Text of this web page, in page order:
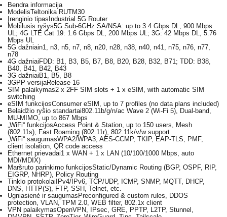
Bendra informacija
ModelisTeltonika RUTM30
Įrenginio tipasIndustrial 5G Router
Mobilusis ryšys5G Sub-6GHz SA/NSA: up to 3.4 Gbps DL, 900 Mbps
UL; 4G LTE Cat 19: 1.6 Gbps DL, 200 Mbps UL; 3G: 42 Mbps DL, 5.76
Mbps UL
5G dažniain1, n3, n5, n7, n8, n20, n28, n38, n40, n41, n75, n76, n77,
n78
4G dažniaiFDD: B1, B3, B5, B7, B8, B20, B28, B32, B71; TDD: B38,
B40, B41, B42, B43
3G dažniaiB1, B5, B8
3GPP versijaRelease 16
SIM palaikymas2 x 2FF SIM slots + 1 x eSIM, with automatic SIM
switching
eSIM funkcijosConsumer eSIM, up to 7 profiles (no data plans included)
Belaidžio ryšio standartai802.11b/g/n/ac Wave 2 (Wi-Fi 5), Dual-band,
MU-MIMO, up to 867 Mbps
„WiFi“ funkcijosAccess Point & Station, up to 150 users, Mesh
(802.11s), Fast Roaming (802.11r), 802.11k/v/w support
„WiFi“ saugumasWPA2/WPA3, AES-CCMP, TKIP, EAP-TLS, PMF,
client isolation, QR code access
Ethernet prievadai1 x WAN + 1 x LAN (10/100/1000 Mbps, auto
MDI/MDIX)
Maršruto parinkimo funkcijosStatic/Dynamic Routing (BGP, OSPF, RIP,
EIGRP, NHRP), Policy Routing
Tinklo protokolaiIPv4/IPv6, TCP/UDP, ICMP, SNMP, MQTT, DHCP,
DNS, HTTP(S), FTP, SSH, Telnet, etc.
Ugniasienė ir saugumasPreconfigured & custom rules, DDOS
protection, VLAN, TPM 2.0, WEB filter, 802.1x client
VPN palaikymasOpenVPN, IPsec, GRE, PPTP, L2TP, Stunnel,